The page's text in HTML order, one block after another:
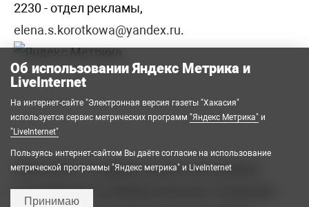
2230 - отдел рекламы,
elena.s.korotkowa@yandex.ru.
2008-2026 © Государственное автономное
учреждение Республики Хакасия «Редакция
Об использовании Яндекс Метрика и
LiveInternet
На интернет-сайте "Электронная версия газеты "Хакасия"
используется сервис метрических программ "Яндекс Метрика" и
"LiveInternet"
Пользуясь интернет-сайтом Вы даёте согласие на использование
метрической программы "Яндекс метрика" и LiveInternet
Принимаю